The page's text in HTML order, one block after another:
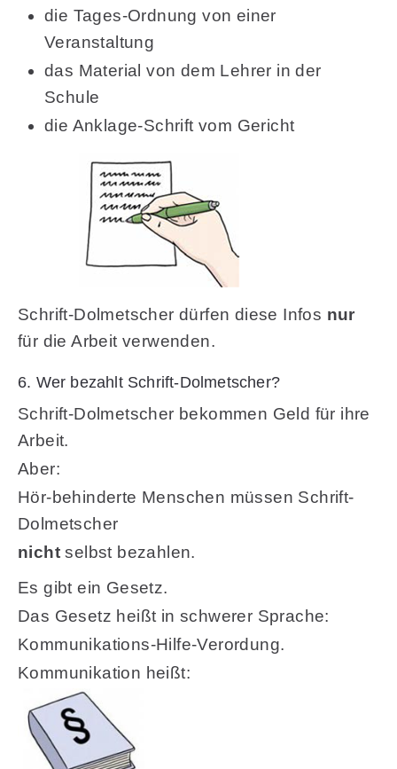
die Tages-Ordnung von einer
Veranstaltung
das Material von dem Lehrer in der
Schule
die Anklage-Schrift vom Gericht
Schrift-Dolmetscher dürfen diese Infos nur
für die Arbeit verwenden.
6. Wer bezahlt Schrift-Dolmetscher?
Schrift-Dolmetscher bekommen Geld für ihre
Arbeit.
Aber:
Hör-behinderte Menschen müssen Schrift-
Dolmetscher
nicht selbst bezahlen.
Es gibt ein Gesetz.
Das Gesetz heißt in schwerer Sprache:
Kommunikations-Hilfe-Verordung.
Kommunikation heißt: